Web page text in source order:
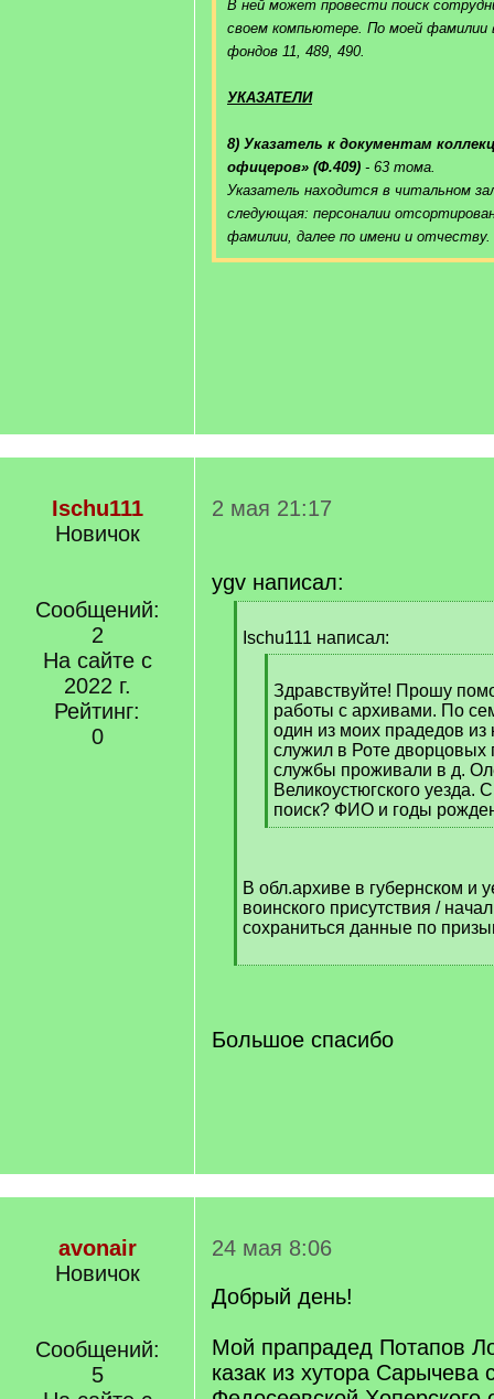
В ней может провести поиск
своем компьютере. По моей фамилии
фондов 11, 489, 490.
УКАЗАТЕЛИ
8) Указатель к документам
офицеров» (Ф.409) - 63 тома.
Указатель находится в читальном
следующая: персоналии
фамилии, далее по имени и отчеству.
Ischu111
Новичок
Сообщений:
2
На сайте с
2022 г.
Рейтинг:
0
2 мая 21:17
ygv написал:
qIschu111 написал:
q
]
Здравствуйте! Прошу
работы с архивами. По
один из моих прадедов из
служил в Роте дворцовых
службы проживали в д.
Великоустюгского уезда.
поиск? ФИО и годы
[
]
В обл.архиве в губернском и
воинского присутствия /
сохраниться данные по
[
Большое спасибо
avonair
Новичок
Сообщений:
5
24 мая 8:06
Добрый день!
Мой прапрадед Потапов
казак из хутора Сарычева